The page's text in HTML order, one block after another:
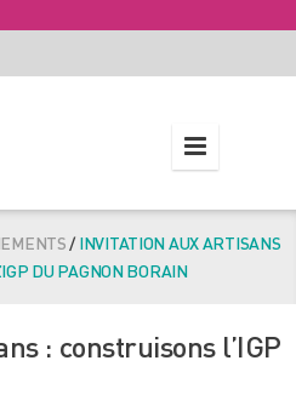
/INVITATION AUX ARTISANS
DU PAGNON BORAIN
: construisons l’IGP